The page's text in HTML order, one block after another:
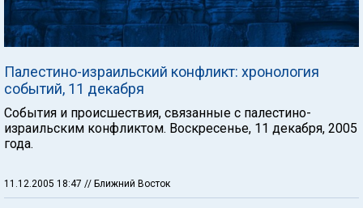
Палестино-израильский конфликт: хронология
событий, 11 декабря
События и происшествия, связанные с палестино-
израильским конфликтом. Воскресенье, 11 декабря, 2005
года.
11.12.2005 18:47 // Ближний Восток